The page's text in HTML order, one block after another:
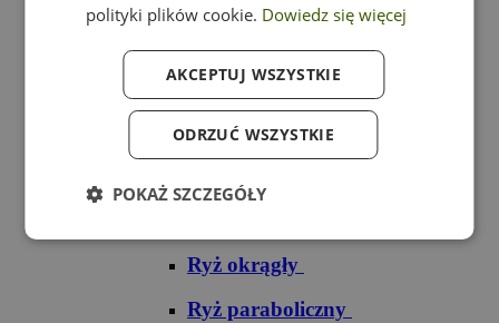
Ryż czerwony
Ryż do sushi
Ryż okrągły
Ryż paraboliczny
polityki plików cookie. Dowiedz się więcej
AKCEPTUJ WSZYSTKIE
ODRZUĆ WSZYSTKIE
POKAŻ SZCZEGÓŁY